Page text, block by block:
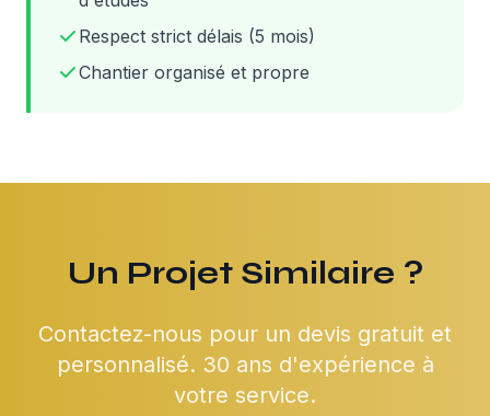
Respect strict délais (5 mois)
Chantier organisé et propre
Un Projet Similaire ?
Contactez-nous pour un devis gratuit et
personnalisé. 30 ans d'expérience à
votre service.